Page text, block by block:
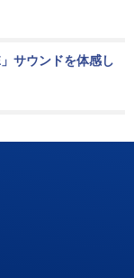
サウンドを体感し